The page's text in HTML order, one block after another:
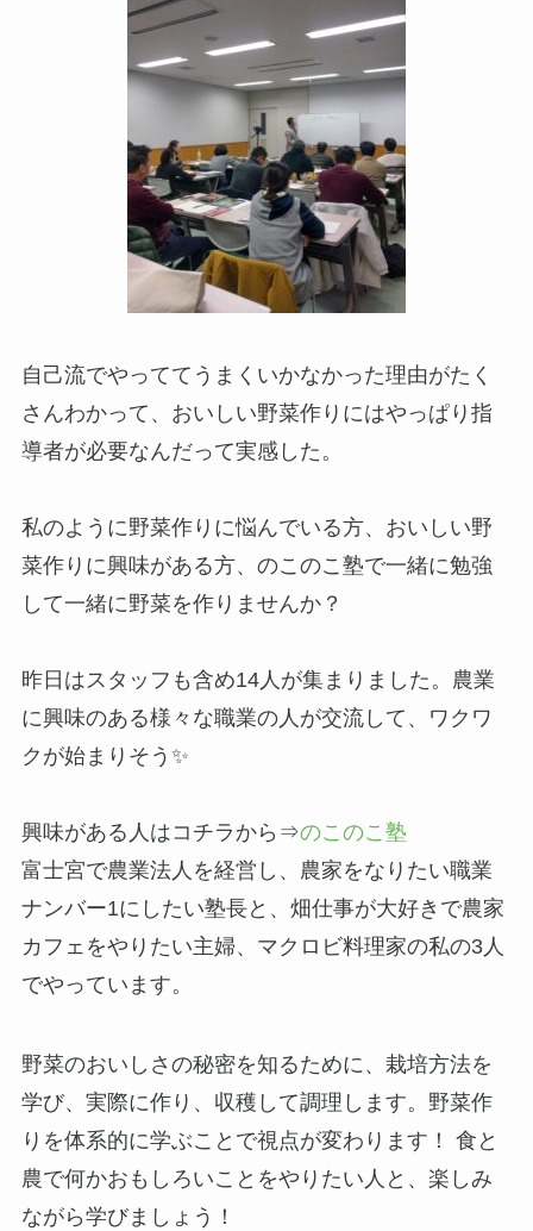
自己流でやっててうまくいかなかった理由がたく
さんわかって、おいしい野菜作りにはやっぱり指
導者が必要なんだって実感した。
私のように野菜作りに悩んでいる方、おいしい野
菜作りに興味がある方、のこのこ塾で一緒に勉強
して一緒に野菜を作りませんか？
昨日はスタッフも含め14人が集まりました。農業
に興味のある様々な職業の人が交流して、ワクワ
クが始まりそう✨
興味がある人はコチラから⇒のこのこ塾
富士宮で農業法人を経営し、農家をなりたい職業
ナンバー1にしたい塾長と、畑仕事が大好きで農家
カフェをやりたい主婦、マクロビ料理家の私の3人
でやっています。
野菜のおいしさの秘密を知るために、栽培方法を
学び、実際に作り、収穫して調理します。野菜作
りを体系的に学ぶことで視点が変わります！ 食と
農で何かおもしろいことをやりたい人と、楽しみ
ながら学びましょう！